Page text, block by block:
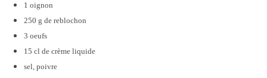
1 oignon
250 g de reblochon
3 oeufs
15 cl de crème liquide
sel, poivre